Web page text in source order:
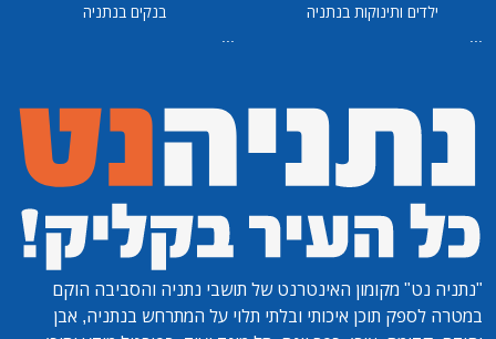
ילדים ותינוקות בנתניה
...
בנקים בנתניה
...
"נתניה נט" מקומון האינטרנט של תושבי נתניה והסביבה הוקם
במטרה לספק תוכן איכותי ובלתי תלוי על המתרחש בנתניה, אבן